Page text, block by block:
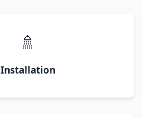
🚿
Installation